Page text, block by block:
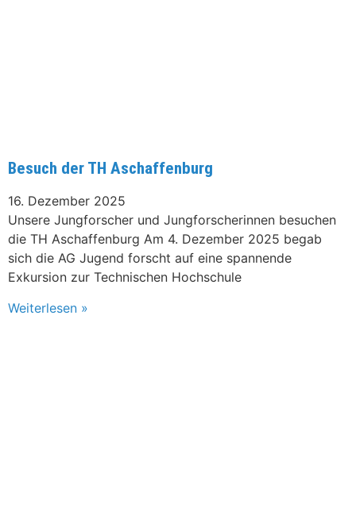
Besuch der TH Aschaffenburg
16. Dezember 2025
Unsere Jungforscher und Jungforscherinnen besuchen
die TH Aschaffenburg Am 4. Dezember 2025 begab
sich die AG Jugend forscht auf eine spannende
Exkursion zur Technischen Hochschule
Weiterlesen »